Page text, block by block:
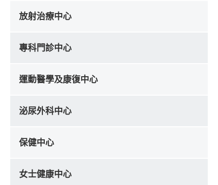
放射治療中心
專科門診中心
運動醫學及康復中心
泌尿外科中心
保健中心
女士健康中心